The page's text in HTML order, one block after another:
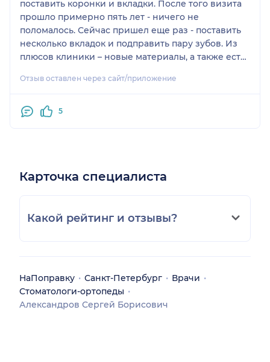
поставить коронки и вкладки. После того визита
прошло примерно пять лет - ничего не
поломалось. Сейчас пришел еще раз - поставить
несколько вкладок и подправить пару зубов. Из
плюсов клиники – новые материалы, а также есть
Отзыв оставлен через сайт/приложение
5
Карточка специалиста
Какой рейтинг и отзывы?
НаПоправку Санкт-Петербург
Врачи
Стоматологи-ортопеды
Александров Сергей Борисович